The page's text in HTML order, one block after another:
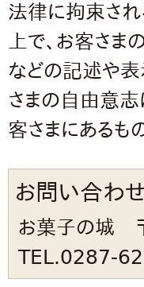
法律に拘束され
上で、お客さま
などの記述や表
さまの自由意志
客さまにあるも
お問い合わ
お菓子の城
TEL.0287-